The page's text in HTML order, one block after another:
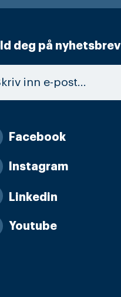
deg på nyhetsbrev
Facebook
Instagram
Linkedin
Youtube